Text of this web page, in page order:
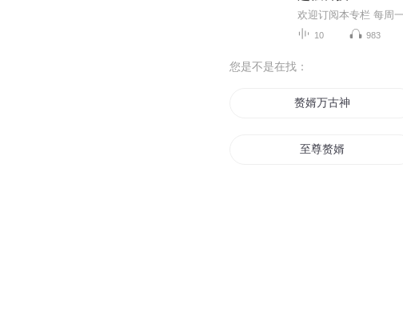
10 983
您是不是在找：
赘婿万古神帝
至尊赘婿